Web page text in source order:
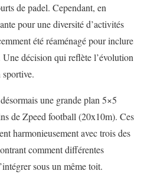
de padel. Cependant, en
pour une diversité d’activités
été réaménagé pour inclure
décision qui reflète l’évolution
une grande plan 5×5
de Zpeed football (20x10m). Ces
harmonieusement avec trois des
comment différentes
sous un même toit.